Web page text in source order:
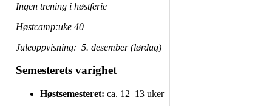
Ingen trening i høstferie
Høstcamp:uke 40
Juleoppvisning: 5. desember (lørdag)
Semesterets varighet
Høstsemesteret: ca. 12–13 uker